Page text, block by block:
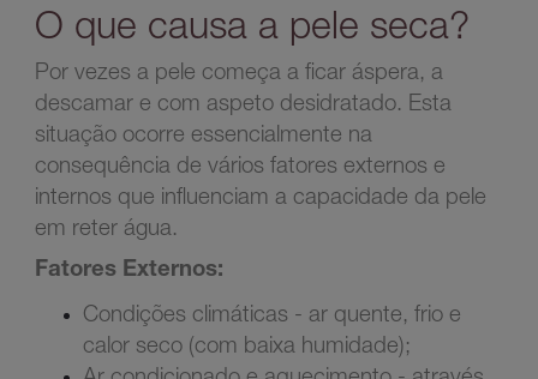
O que causa a pele seca?
Por vezes a pele começa a ficar áspera, a
descamar e com aspeto desidratado. Esta
situação ocorre essencialmente na
consequência de vários fatores externos e
internos que influenciam a capacidade da pele
em reter água.
Fatores Externos:
Condições climáticas - ar quente, frio e
calor seco (com baixa humidade);